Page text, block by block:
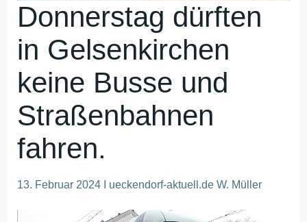
Donnerstag dürften
in Gelsenkirchen
keine Busse und
Straßenbahnen
fahren.
13. Februar 2024 I ueckendorf-aktuell.de W. Müller